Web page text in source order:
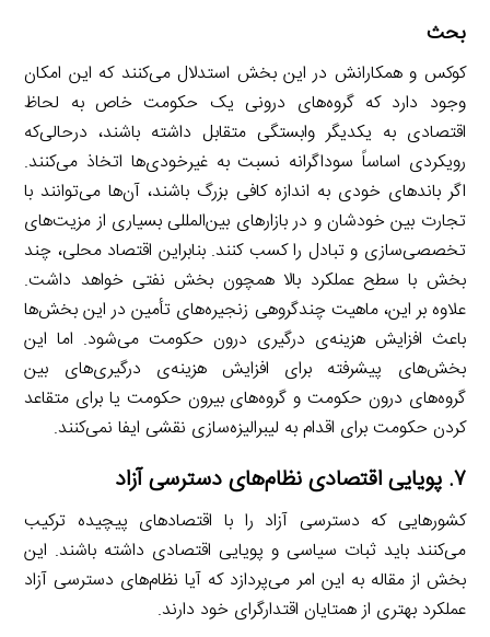
بحث
کوکس و همکارانش در این بخش استدلال می‌کنند که این امکان
وجود دارد که گروه‌های درونی یک حکومت خاص به لحاظ
اقتصادی به یکدیگر وابستگی متقابل داشته باشند، درحالی‌که
رویکردی اساساً سوداگرانه نسبت به غیرخودی‌ها اتخاذ می‌کنند.
اگر باندهای خودی به اندازه کافی بزرگ باشند، آن‌ها می‌توانند با
تجارت بین خودشان و در بازارهای بین‌المللی بسیاری از مزیت‌های
تخصصی‌سازی و تبادل را کسب کنند. بنابراین اقتصاد محلی، چند
بخش با سطح عملکرد بالا همچون بخش نفتی خواهد داشت.
علاوه بر این، ماهیت چندگروهی زنجیره‌های تأمین در این بخش‌ها
باعث افزایش هزینه‌ی درگیری درون حکومت می‌شود. اما این
بخش‌های پیشرفته برای افزایش هزینه‌ی درگیری‌های بین
گروه‌های درون حکومت و گروه‌های بیرون حکومت یا برای متقاعد
کردن حکومت برای اقدام به لیبرالیزه‌سازی نقشی ایفا نمی‌کنند.
۷. پویایی اقتصادی نظام‌های دسترسی آزاد
کشورهایی که دسترسی آزاد را با اقتصادهای پیچیده ترکیب
می‌کنند باید ثبات سیاسی و پویایی اقتصادی داشته باشند. این
بخش از مقاله به این امر می‌پردازد که آیا نظام‌های دسترسی آزاد
عملکرد بهتری از همتایان اقتدارگرای خود دارند.